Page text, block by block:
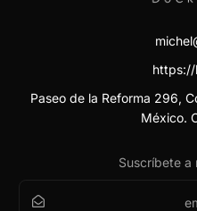
Paseo de la Reforma 296,
México.
Suscríbete a